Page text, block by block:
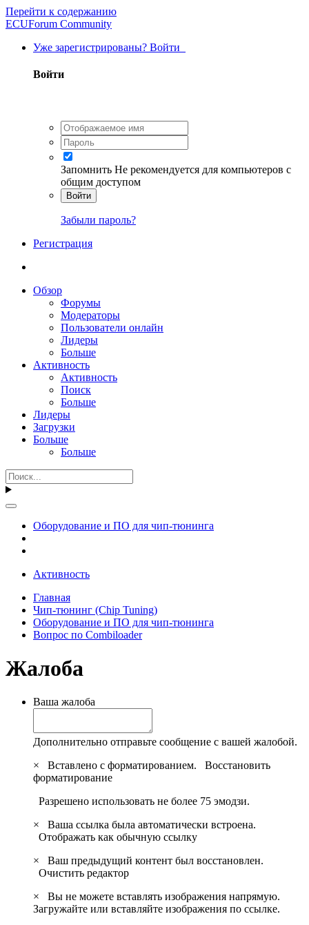
Перейти к содержанию
ECUForum Community
Уже зарегистрированы? Войти
Войти
Запомнить Не рекомендуется для компьютеров с
общим доступом
Войти
Забыли пароль?
Регистрация
Обзор
Форумы
Модераторы
Пользователи онлайн
Лидеры
Больше
Активность
Активность
Поиск
Больше
Лидеры
Загрузки
Больше
Больше
Оборудование и ПО для чип-тюнинга
Активность
Главная
Чип-тюнинг (Chip Tuning)
Оборудование и ПО для чип-тюнинга
Вопрос по Combiloader
Жалоба
Ваша жалоба
Дополнительно отправьте сообщение с вашей жалобой.
×
Вставлено с форматированием. Восстановить
форматирование
Разрешено использовать не более 75 эмодзи.
×
Ваша ссылка была автоматически встроена.
Отображать как обычную ссылку
×
Ваш предыдущий контент был восстановлен.
Очистить редактор
×
Вы не можете вставлять изображения напрямую.
Загружайте или вставляйте изображения по ссылке.